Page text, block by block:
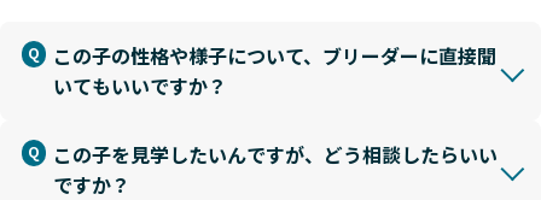
この子の性格や様子について、ブリーダーに直接聞
いてもいいですか？
この子を見学したいんですが、どう相談したらいい
ですか？